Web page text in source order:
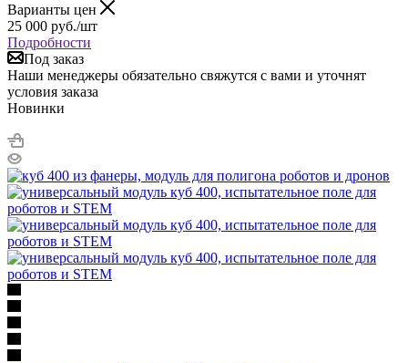
Варианты цен
25 000 руб./шт
Подробности
Под заказ
Наши менеджеры обязательно свяжутся с вами и уточнят
условия заказа
Новинки